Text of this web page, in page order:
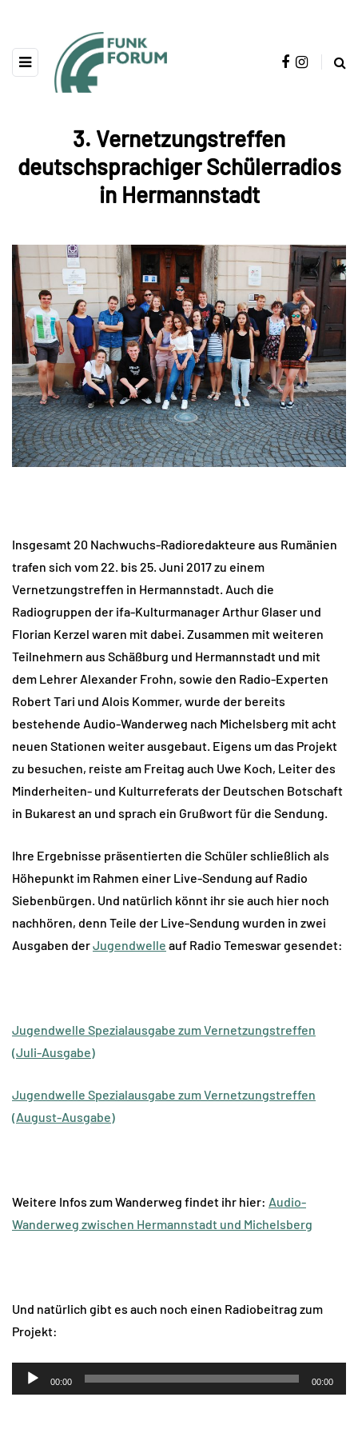
3. Vernetzungstreffen
deutschsprachiger Schülerradios
in Hermannstadt
Insgesamt 20 Nachwuchs-Radioredakteure aus Rumänien
trafen sich vom 22. bis 25. Juni 2017 zu einem
Vernetzungstreffen in Hermannstadt. Auch die
Radiogruppen der ifa-Kulturmanager Arthur Glaser und
Florian Kerzel waren mit dabei. Zusammen mit weiteren
Teilnehmern aus Schäßburg und Hermannstadt und mit
dem Lehrer Alexander Frohn, sowie den Radio-Experten
Robert Tari und Alois Kommer, wurde der bereits
bestehende Audio-Wanderweg nach Michelsberg mit acht
neuen Stationen weiter ausgebaut. Eigens um das Projekt
zu besuchen, reiste am Freitag auch Uwe Koch, Leiter des
Minderheiten- und Kulturreferats der Deutschen Botschaft
in Bukarest an und sprach ein Grußwort für die Sendung.
Ihre Ergebnisse präsentierten die Schüler schließlich als
Höhepunkt im Rahmen einer Live-Sendung auf Radio
Siebenbürgen. Und natürlich könnt ihr sie auch hier noch
nachhören, denn Teile der Live-Sendung wurden in zwei
Ausgaben derJugendwelle auf Radio Temeswar gesendet:
Jugendwelle Spezialausgabe zum Vernetzungstreffen
(Juli-Ausgabe)
Jugendwelle Spezialausgabe zum Vernetzungstreffen
(August-Ausgabe)
Weitere Infos zum Wanderweg findet ihr hier: Audio-
Wanderweg zwischen Hermannstadt und Michelsberg
Und natürlich gibt es auch noch einen Radiobeitrag zum
Projekt:
Audio-
Player
00:00 00:00